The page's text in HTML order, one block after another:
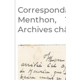
Menthon,
Archives